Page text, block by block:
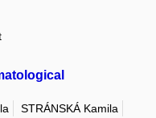
STRÁNSKÁ Kamila